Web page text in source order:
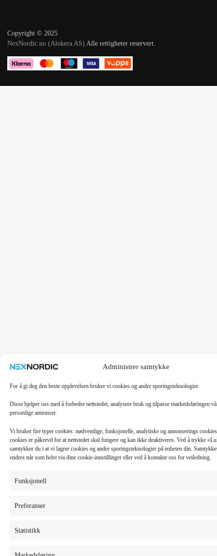
Administrer samtykke
For å gi deg den beste opplevelsen bruker vi cookies og andre sporingsteknologier.
Disse hjelper oss med å forbedre nettstedet, analysere bruk og tilpasse markedsføringen
personlige annonser.
Vi bruker fire typer cookies: nødvendige, funksjonelle, analytiske og annonserings
cookies er påkrevd for at nettstedet skal fungere og kan ikke deaktiveres. Ved å trykke
samtykker du i at vi lagrer cookies og andre sporingsteknologier på enheten din.
endres når som helst via dine cookie-innstillinger eller ved å kontakte oss for veiledning.
Funksjonell
Preferanser
Statistikk
Copyright © 2025
NexNordic.no (Alokera AS) Alle rettigheter reservert.